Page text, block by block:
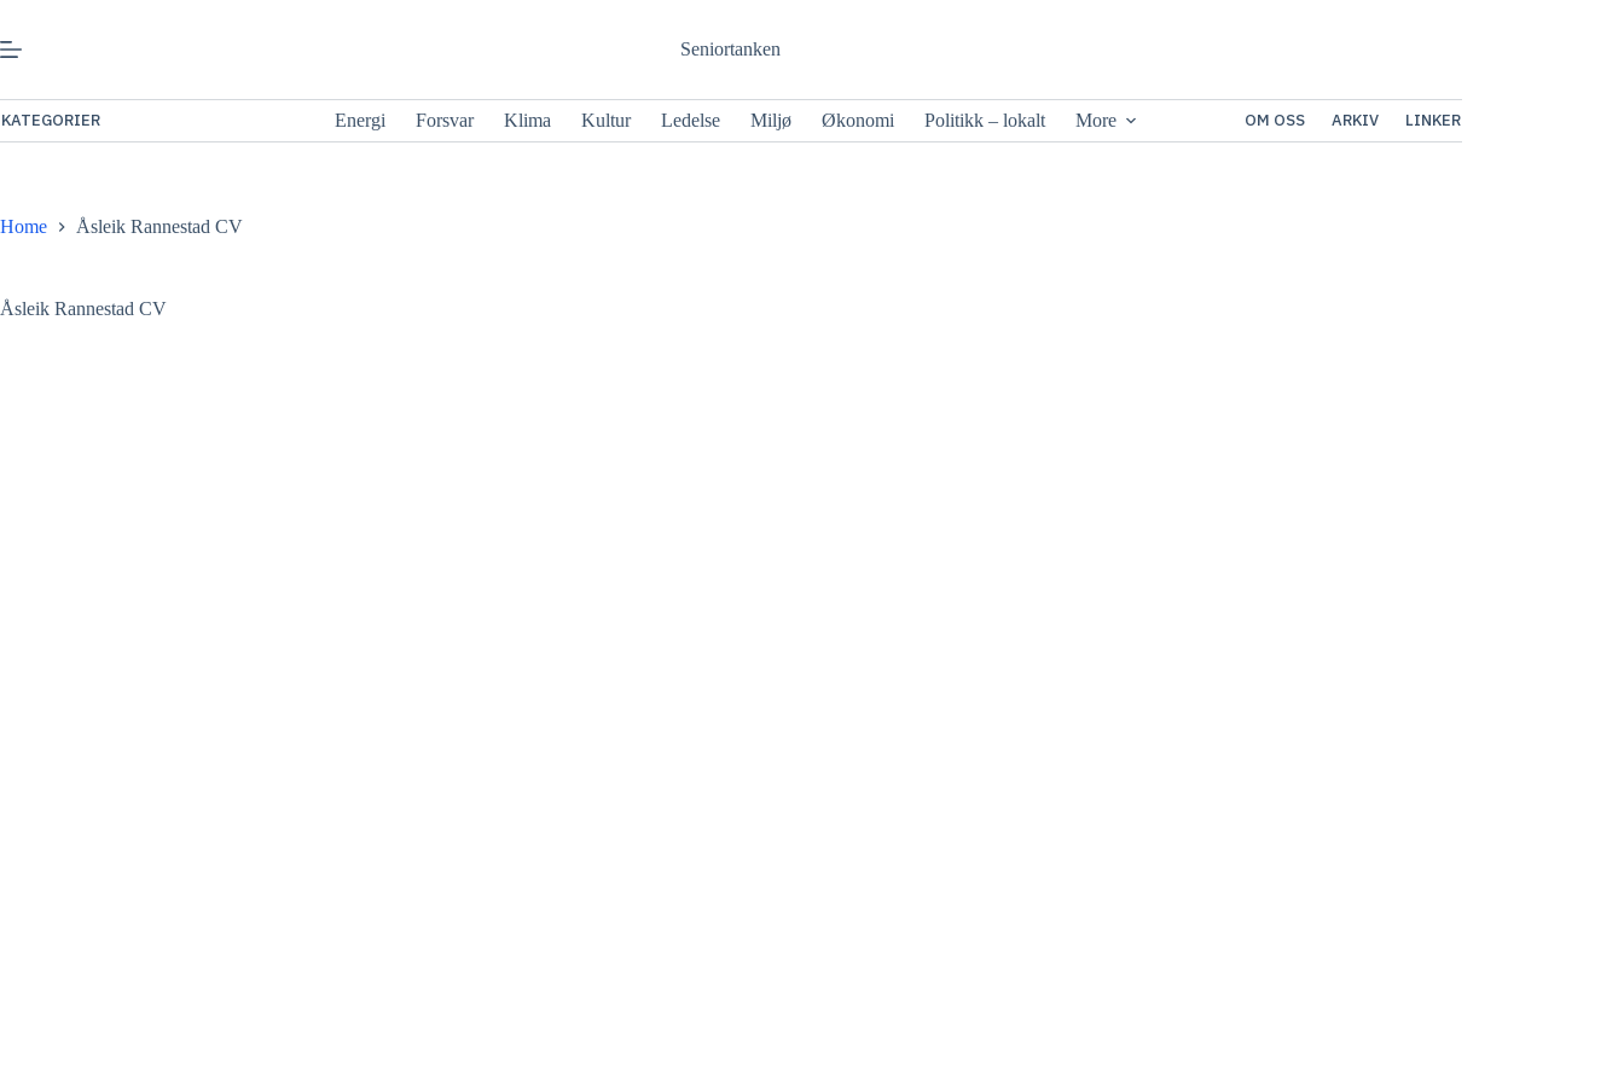
innhold
Seniortanken
KATEGORIER Energi Forsvar Klima Kultur Ledelse Miljø Økonomi Politikk – lokalt More OM OSS ARKIV LINKER
Home Åsleik Rannestad CV
Åsleik Rannestad CV